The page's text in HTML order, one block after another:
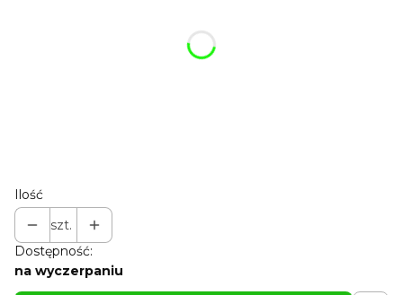
Możesz dodać pudełko 7*4*2 cm lub pudełko premium
Ilość
szt.
Dostępność:
na wyczerpaniu